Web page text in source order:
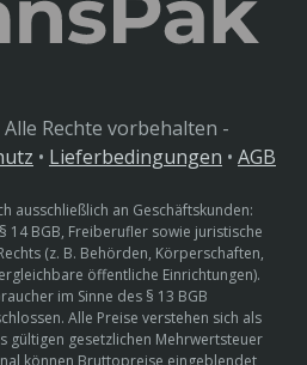
Rechte vorbehalten -
• Lieferbedingungen • AGB
ausschließlich an Geschäftskunden:
14 BGB, Freiberufler sowie juristische
(z. B. Behörden, Körperschaften,
öffentliche Einrichtungen).
im Sinne des § 13 BGB
Alle Preise verstehen sich als
gültigen gesetzlichen Mehrwertsteuer
können Bruttopreise eingeblendet